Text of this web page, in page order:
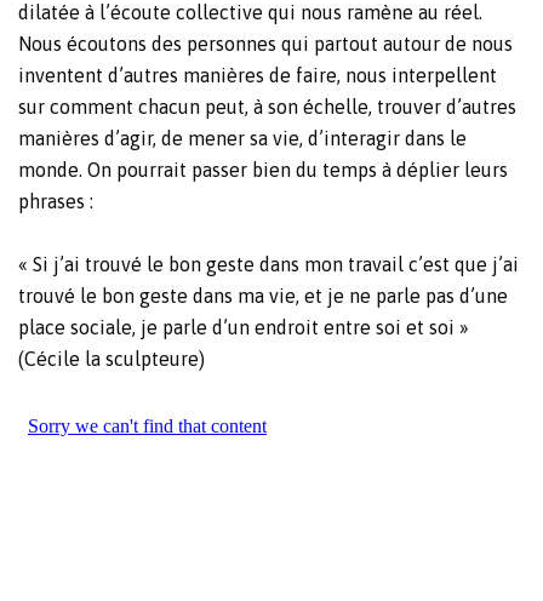
dilatée à l’écoute collective qui nous ramène au réel.
Nous écoutons des personnes qui partout autour de nous
inventent d’autres manières de faire, nous interpellent
sur comment chacun peut, à son échelle, trouver d’autres
manières d’agir, de mener sa vie, d’interagir dans le
monde. On pourrait passer bien du temps à déplier leurs
phrases :
« Si j’ai trouvé le bon geste dans mon travail c’est que j’ai
trouvé le bon geste dans ma vie, et je ne parle pas d’une
place sociale, je parle d’un endroit entre soi et soi »
(Cécile la sculpteure)